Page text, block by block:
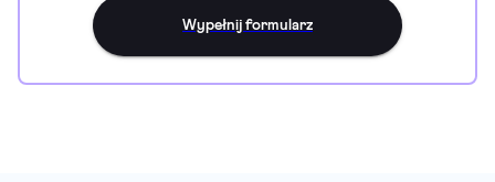
Wypełnij formularz